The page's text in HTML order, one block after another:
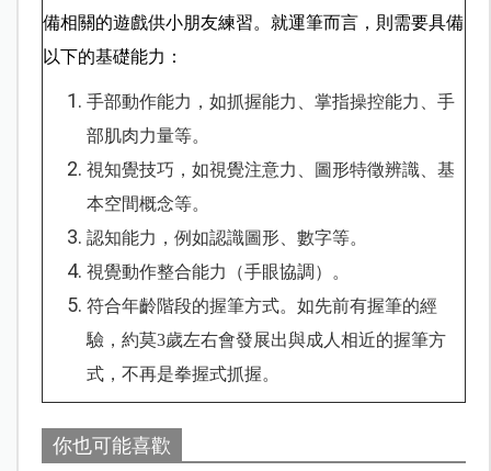
備相關的遊戲供小朋友練習。就運筆而言，則需要具備
以下的基礎能力：
手部動作能力，如抓握能力、掌指操控能力、手
部肌肉力量等。
視知覺技巧，如視覺注意力、圖形特徵辨識、基
本空間概念等。
認知能力，例如認識圖形、數字等。
視覺動作整合能力（手眼協調）。
符合年齡階段的握筆方式。如先前有握筆的經
驗，約莫3歲左右會發展出與成人相近的握筆方
式，不再是拳握式抓握。
你也可能喜歡